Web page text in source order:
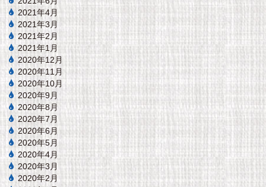
2021年4月
2021年3月
2021年2月
2021年1月
2020年12月
2020年11月
2020年10月
2020年9月
2020年8月
2020年7月
2020年6月
2020年5月
2020年4月
2020年3月
2020年2月